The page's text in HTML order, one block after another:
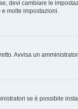
devi cambiare le
e molte impostazioni.
Avvisa un
se è possibile